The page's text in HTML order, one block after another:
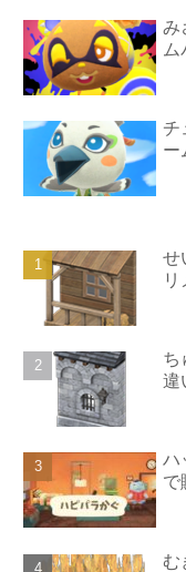
み
チ
ー
せ
リ
ち
違
ハ
で
む